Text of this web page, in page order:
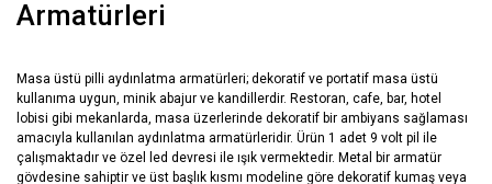
Armatürleri
Masa üstü pilli aydınlatma armatürleri; dekoratif ve portatif masa üstü
kullanıma uygun, minik abajur ve kandillerdir. Restoran, cafe, bar, hotel
lobisi gibi mekanlarda, masa üzerlerinde dekoratif bir ambiyans sağlaması
amacıyla kullanılan aydınlatma armatürleridir. Ürün 1 adet 9 volt pil ile
çalışmaktadır ve özel led devresi ile ışık vermektedir. Metal bir armatür
gövdesine sahiptir ve üst başlık kısmı modeline göre dekoratif kumaş veya